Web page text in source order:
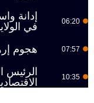
06:20
إدانة
في
07:57 هجوم
10:35
الرئيس